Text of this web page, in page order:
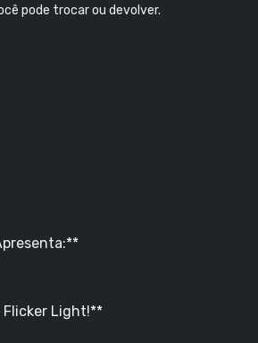
pode trocar ou devolver.
Flicker Light!**